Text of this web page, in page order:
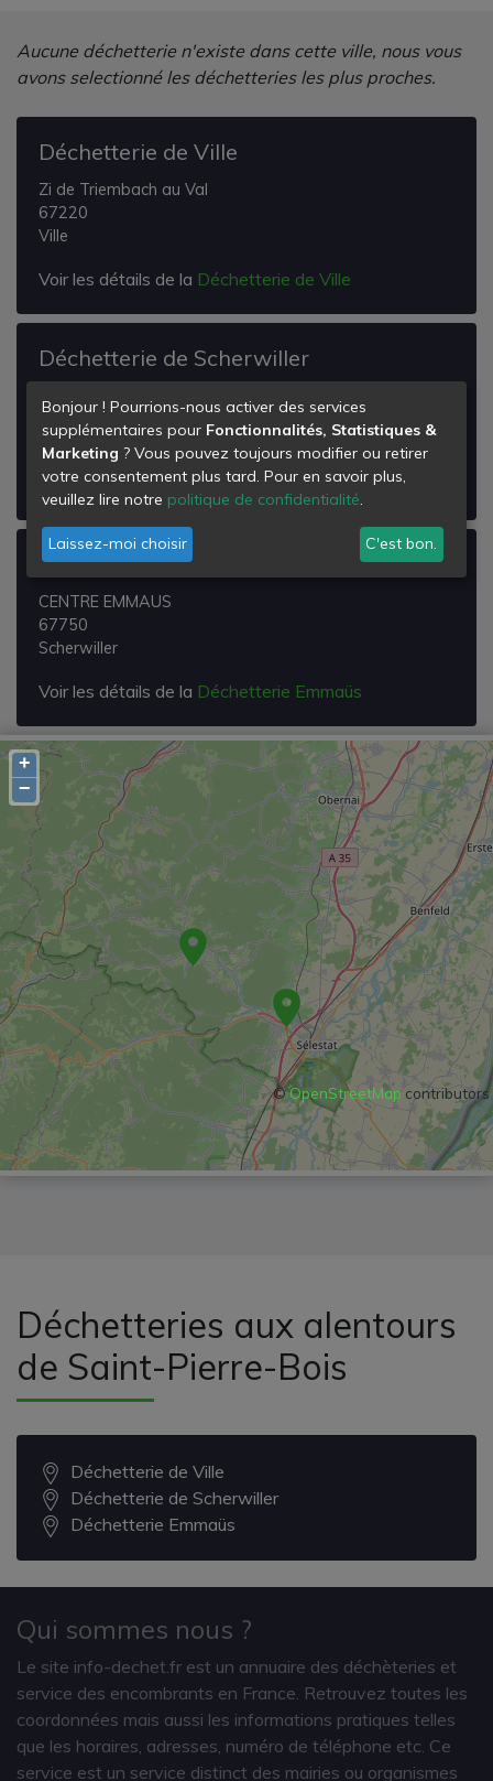
Aucune déchetterie n'existe dans cette ville, nous vous
avons selectionné les déchetteries les plus proches.
Déchetterie de Ville
Zi de Triembach au Val
67220
Ville
Voir les détails de la Déchetterie de Ville
Déchetterie de Scherwiller
67750
Scherwiller
Voir les détails de laDéchetterie de Scherwiller
Déchetterie Emmaüs
CENTRE EMMAUS
67750
Scherwiller
Voir les détails de la Déchetterie Emmaüs
+
−
©OpenStreetMap contributors
Déchetteries aux alentours
de Saint-Pierre-Bois
Déchetterie de Ville
Déchetterie de Scherwiller
Déchetterie Emmaüs
Qui sommes nous ?
Le site info-dechet.fr est un annuaire des déchèteries et
service des encombrants en France. Retrouvez toutes les
coordonnées mais aussi les informations pratiques telles
que les horaires, adresses, numéro de téléphone etc. Ce
service est un service distinct des mairies ou organismes
Bonjour ! Pourrions-nous activer des services
supplémentaires pour Fonctionnalités, Statistiques &
Marketing ? Vous pouvez toujours modifier ou retirer
votre consentement plus tard. Pour en savoir plus,
veuillez lire notre politique de confidentialité.
Laissez-moi choisir C'est bon.